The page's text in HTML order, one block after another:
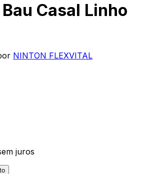
Casal Linho
NINTON FLEXVITAL
juros